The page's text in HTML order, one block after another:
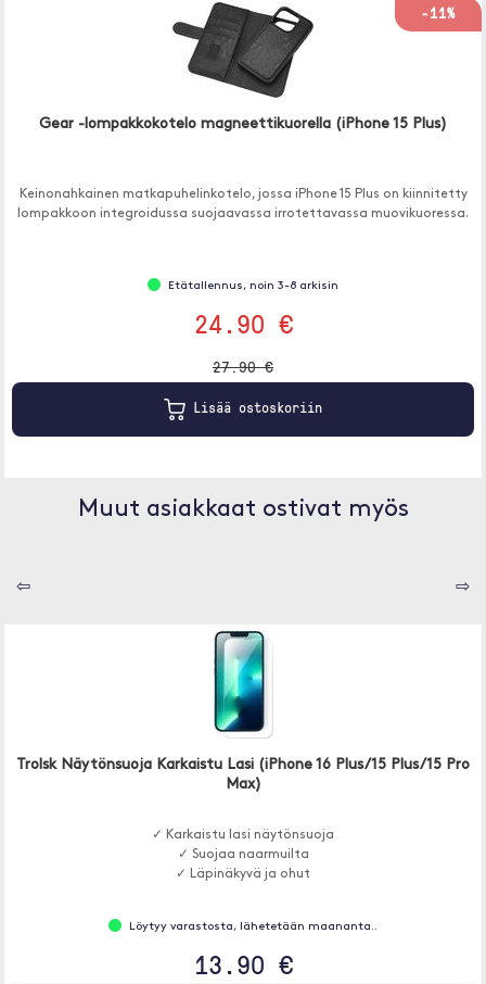
-11%
Gear -lompakkokotelo magneettikuorella (iPhone 15 Plus)
Keinonahkainen matkapuhelinkotelo, jossa iPhone 15 Plus on kiinnitetty
lompakkoon integroidussa suojaavassa irrotettavassa muovikuoressa.
Etätallennus, noin 3-8 arkisin
24.90 €
27.90 €
Lisää ostoskoriin
Muut asiakkaat ostivat myös
⇦ ⇨
Trolsk Näytönsuoja Karkaistu Lasi (iPhone 16 Plus/15 Plus/15 Pro
Max)
✓ Karkaistu lasi näytönsuoja
✓ Suojaa naarmuilta
✓ Läpinäkyvä ja ohut
Löytyy varastosta, lähetetään maananta..
13.90 €